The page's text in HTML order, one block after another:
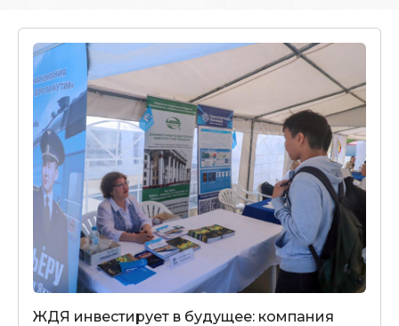
ЖДЯ инвестирует в будущее: компания